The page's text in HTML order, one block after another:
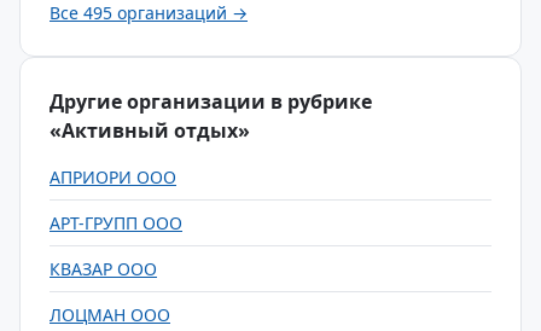
Все 495 организаций →
Другие организации в рубрике
«Активный отдых»
АПРИОРИ ООО
АРТ-ГРУПП ООО
КВАЗАР ООО
ЛОЦМАН ООО